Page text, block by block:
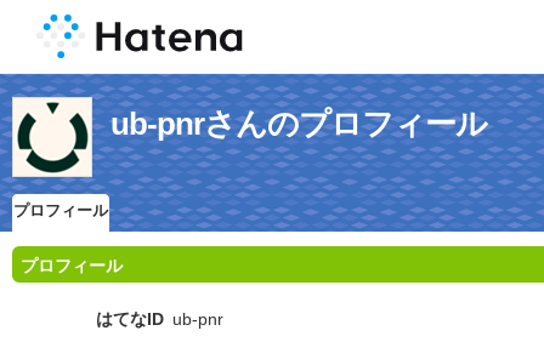
ub-pnrさんのプロフィール
プロフィール
プロフィール
はてなID ub-pnr